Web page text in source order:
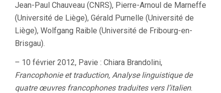
Jean-Paul Chauveau (CNRS), Pierre-Arnoul de Marneffe
(Université de Liège), Gérald Purnelle (Université de
Liège), Wolfgang Raible (Université de Fribourg-en-
Brisgau).
– 10 février 2012, Pavie : Chiara Brandolini,
Francophonie et traduction, Analyse linguistique de
quatre œuvres francophones traduites vers l’italien.